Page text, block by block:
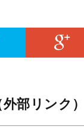
部リンク）